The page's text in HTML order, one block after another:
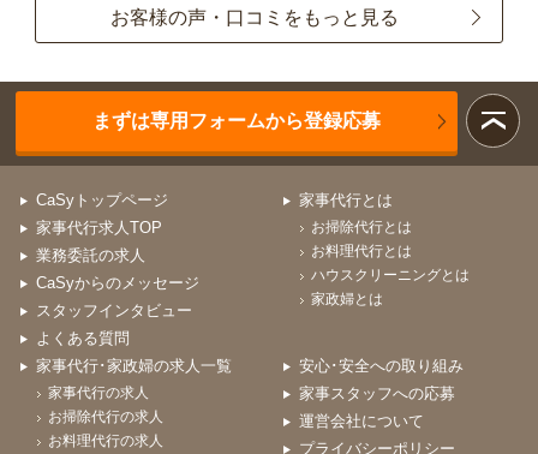
お客様の声・口コミをもっと見る
まずは専用フォームから登録応募
CaSyトップページ
家事代行求人TOP
業務委託の求人
CaSyからのメッセージ
スタッフインタビュー
よくある質問
家事代行とは
お掃除代行とは
お料理代行とは
ハウスクリーニングとは
家政婦とは
家事代行･家政婦の求人一覧
家事代行の求人
お掃除代行の求人
お料理代行の求人
安心･安全への取り組み
家事スタッフへの応募
運営会社について
プライバシーポリシー